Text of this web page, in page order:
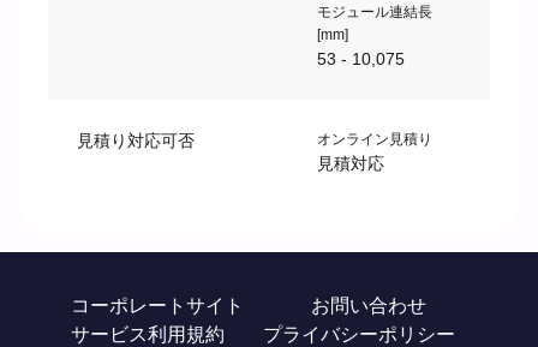
モジュール連結長
[mm]
53 - 10,075
見積り対応可否 オンライン見積り
見積対応
コーポレートサイト
お問い合わせ
サービス利用規約
プライバシーポリシー